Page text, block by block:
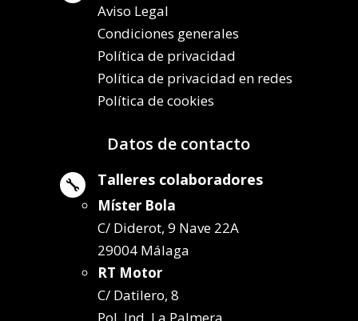
Aviso Legal
Condiciones generales
Política de privacidad
Política de privacidad en redes
Política de cookies
Datos de contacto
 Talleres colaboradores
Míster Bola
C/ Diderot, 9 Nave 22A
29004 Málaga
RT Motor
C/ Datilero, 8
Pol. Ind. La Palmera